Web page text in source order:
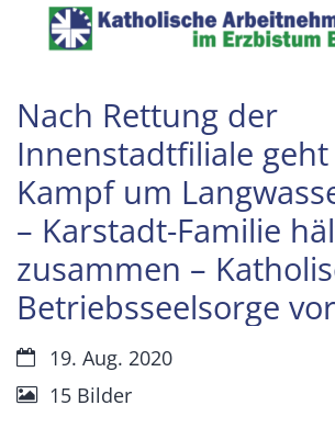
Zum Inhalt springen
Nach Rettung der
Innenstadtfiliale
Kampf um
– Karstadt-Familie
zusammen –
Betriebsseelsorge
Datum:19. Aug. 2020
15 Bilder